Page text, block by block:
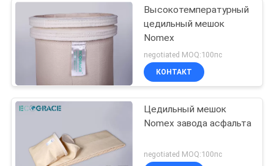
Высокотемпературный
цедильный мешок
Nomex
negotiated MOQ:100пс
КОНТАКТ
Цедильный мешок
Nomex завода асфальта
negotiated MOQ:100пс